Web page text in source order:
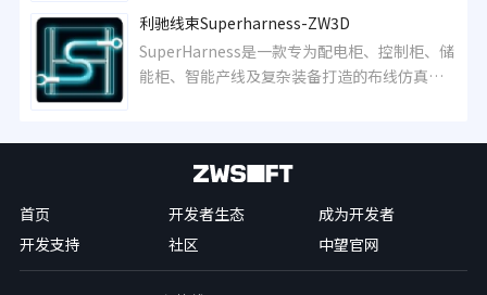
据库为核心的电气工程设计平台。用户可以更
有效的进行项目管理，图纸设计，以及各种报
表的生成。
利驰线束Superharness-ZW3D
SuperHarness是一款专为配电柜、控制柜、储
能柜、智能产线及复杂装备打造的布线仿真设
首页 开发者生态
成为开发者
开发支持
社区 中望官网